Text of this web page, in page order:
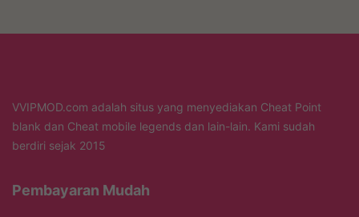
VVIPMOD.com adalah situs yang menyediakan Cheat Point
blank dan Cheat mobile legends dan lain-lain. Kami sudah
berdiri sejak 2015
Pembayaran Mudah